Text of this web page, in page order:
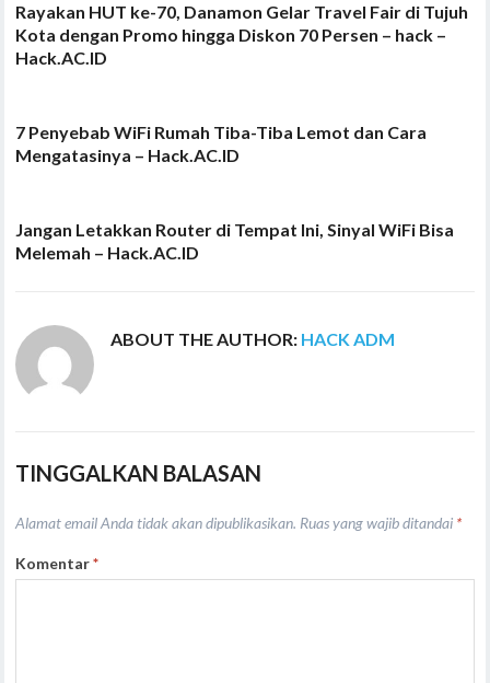
Rayakan HUT ke-70, Danamon Gelar Travel Fair di Tujuh
Kota dengan Promo hingga Diskon 70 Persen – hack –
Hack.AC.ID
7 Penyebab WiFi Rumah Tiba-Tiba Lemot dan Cara
Mengatasinya – Hack.AC.ID
Jangan Letakkan Router di Tempat Ini, Sinyal WiFi Bisa
Melemah – Hack.AC.ID
ABOUT THE AUTHOR: HACK ADM
TINGGALKAN BALASAN
Alamat email Anda tidak akan dipublikasikan. Ruas yang wajib ditandai *
Komentar*